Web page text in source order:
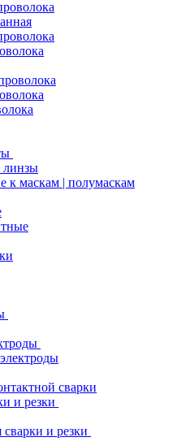
линзы
к маскам | полумаскам
сварки
и резки
и резки